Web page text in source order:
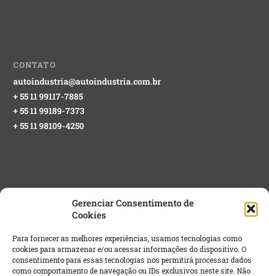
Gerenciar Consentimento de
Cookies
Para fornecer as melhores experiências, usamos tecnologias como
cookies para armazenar e/ou acessar informações do dispositivo. O
consentimento para essas tecnologias nos permitirá processar dados
como comportamento de navegação ou IDs exclusivos neste site. Não
CONTATO
autoindustria@autoindustria.com.br
+ 55 11 99117-7885
+ 55 11 99189-7373
+ 55 11 98109-4250
Email*